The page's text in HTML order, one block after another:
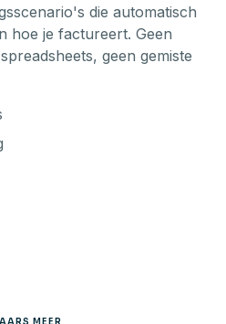
die automatisch
hoe je factureert. Geen
geen gemiste